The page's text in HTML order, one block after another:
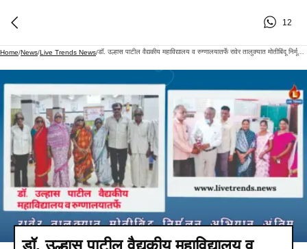
12
Home/News/Live Trends News/ डॉ. उल्हास पाटील वैद्यकीय महाविद्यालय व रुग्णालयातर्फे रावेर तालुक्यात मोतीबिंदू निर्मूलन अभियान अंतिम टप्प्यात
डॉ. उल्हास पाटील वैद्यकीय महाविद्यालय व